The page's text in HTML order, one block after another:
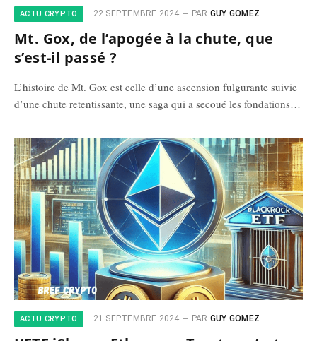
ACTU CRYPTO 22 SEPTEMBRE 2024 PAR GUY GOMEZ
Mt. Gox, de l’apogée à la chute, que
s’est-il passé ?
L’histoire de Mt. Gox est celle d’une ascension fulgurante suivie
d’une chute retentissante, une saga qui a secoué les fondations…
ACTU CRYPTO 21 SEPTEMBRE 2024 PAR GUY GOMEZ